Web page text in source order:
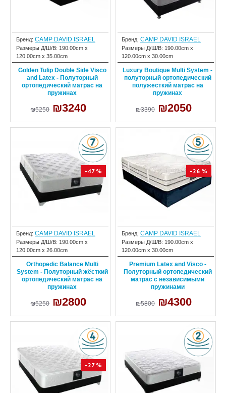
Бренд: CAMP DAVID ISRAEL
Размеры Д/Ш/В: 190.00cm x
120.00cm x 35.00cm
Golden Tulip Double Side Visco
and Latex - Полуторный
ортопедический матрас на
пружинах
₪5250 ₪3240
Бренд: CAMP DAVID ISRAEL
Размеры Д/Ш/В: 190.00cm x
120.00cm x 30.00cm
Luxury Boutique Multi System -
полуторный ортопедический
полужесткий матрас на
пружинах
₪3390 ₪2050
-47 %
Бренд: CAMP DAVID ISRAEL
Размеры Д/Ш/В: 190.00cm x
120.00cm x 26.00cm
Orthopedic Balance Multi
System - Полуторный жёсткий
ортопедический матрас на
пружинах
₪5250 ₪2800
-26 %
Бренд: CAMP DAVID ISRAEL
Размеры Д/Ш/В: 190.00cm x
120.00cm x 30.00cm
Premium Latex and Visco -
Полуторный ортопедический
матрас с независимыми
пружинами
₪5800 ₪4300
-27 %